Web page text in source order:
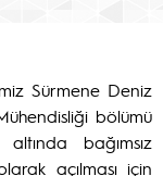
Sürmene Deniz
bölümü
bağımsız
açılması için